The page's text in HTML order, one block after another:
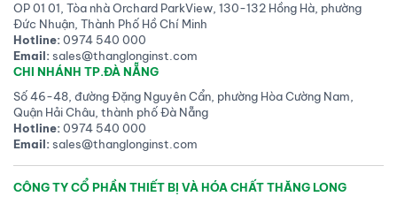
OP 01 01, Tòa nhà Orchard ParkView, 130-132 Hồng Hà, phường
Đức Nhuận, Thành Phố Hồ Chí Minh
Hotline:0974 540 000
Email:sales@thanglonginst.com
CHI NHÁNH TP.ĐÀ NẴNG
Số 46-48, đường Đặng Nguyên Cẩn, phường Hòa Cường Nam,
Quận Hải Châu, thành phố Đà Nẵng
Hotline:0974 540 000
Email:sales@thanglonginst.com
CÔNG TY CỔ PHẦN THIẾT BỊ VÀ HÓA CHẤT THĂNG LONG